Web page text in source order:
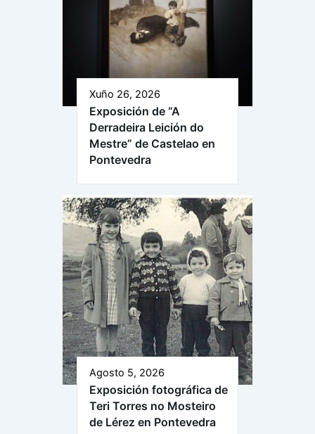
Xuño 26, 2026
Exposición de “A
Derradeira Leición do
Mestre” de Castelao en
Pontevedra
Agosto 5, 2026
Exposición fotográfica de
Teri Torres no Mosteiro
de Lérez en Pontevedra